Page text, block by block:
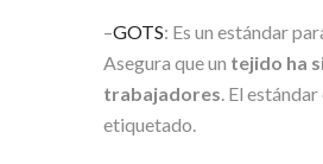
–GOTS: Es un estándar
Asegura que un tejido ha
trabajadores . El
etiquetado.